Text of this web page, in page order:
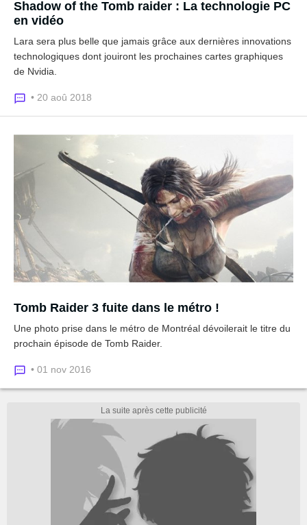
Shadow of the Tomb raider : La technologie PC
en vidéo
Lara sera plus belle que jamais grâce aux dernières innovations
technologiques dont jouiront les prochaines cartes graphiques
de Nvidia.
• 20 aoû 2018
Tomb Raider 3 fuite dans le métro !
Une photo prise dans le métro de Montréal dévoilerait le titre du
prochain épisode de Tomb Raider.
• 01 nov 2016